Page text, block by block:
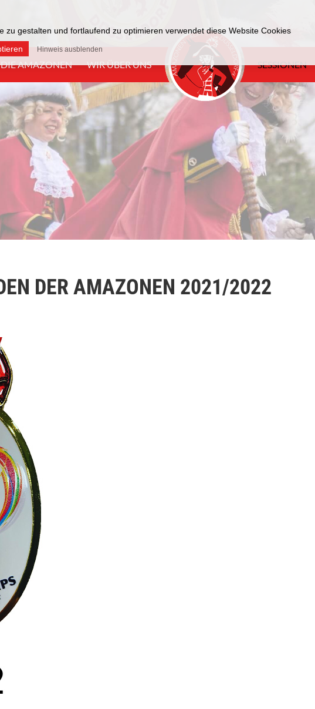
DIE AMAZONEN WIR ÜBER UNS SESSIONEN
DER AMAZONEN 2021/2022
zu gestalten und fortlaufend zu optimieren verwendet diese Website Cookies
Hinweis ausblenden